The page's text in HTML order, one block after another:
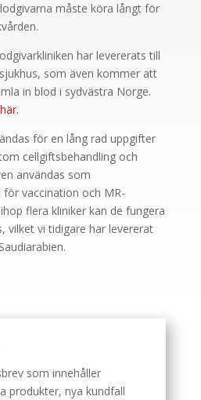
måste köra långt för
har levererats till
som även kommer att
in blod i sydvästra Norge.
för en lång rad uppgifter
cellgiftsbehandling och
användas som
vaccination och MR-
flera kliniker kan de fungera
vilket vi tidigare har levererat
som innehåller
produkter, nya kundfall